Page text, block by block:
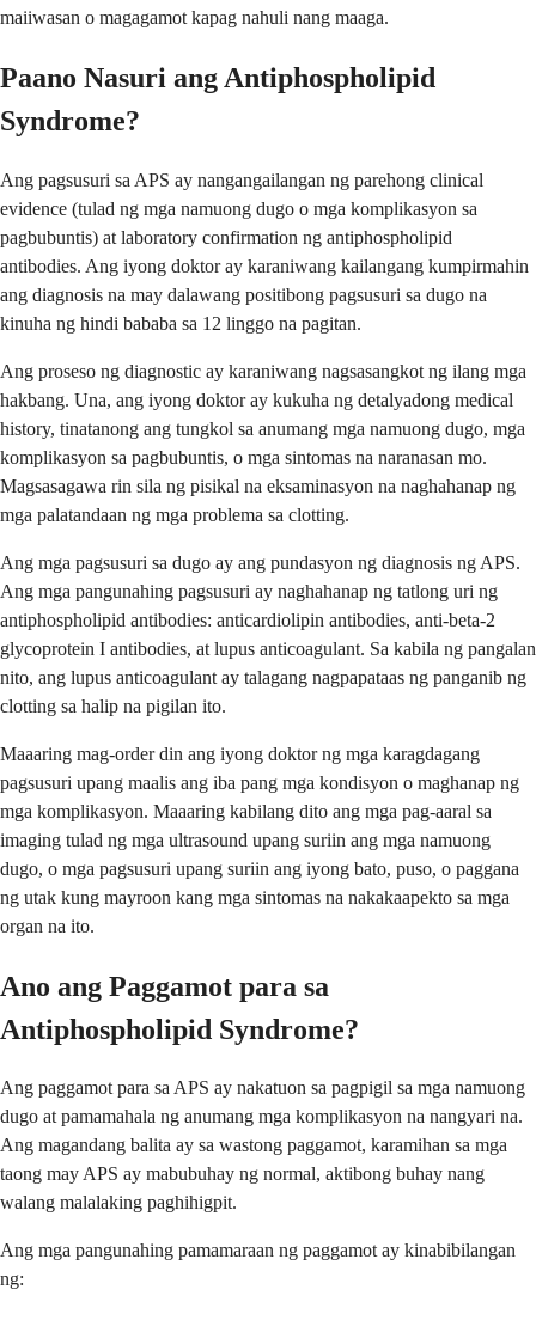
maiiwasan o magagamot kapag nahuli nang maaga.
Paano Nasuri ang Antiphospholipid
Syndrome?
Ang pagsusuri sa APS ay nangangailangan ng parehong clinical
evidence (tulad ng mga namuong dugo o mga komplikasyon sa
pagbubuntis) at laboratory confirmation ng antiphospholipid
antibodies. Ang iyong doktor ay karaniwang kailangang kumpirmahin
ang diagnosis na may dalawang positibong pagsusuri sa dugo na
kinuha ng hindi bababa sa 12 linggo na pagitan.
Ang proseso ng diagnostic ay karaniwang nagsasangkot ng ilang mga
hakbang. Una, ang iyong doktor ay kukuha ng detalyadong medical
history, tinatanong ang tungkol sa anumang mga namuong dugo, mga
komplikasyon sa pagbubuntis, o mga sintomas na naranasan mo.
Magsasagawa rin sila ng pisikal na eksaminasyon na naghahanap ng
mga palatandaan ng mga problema sa clotting.
Ang mga pagsusuri sa dugo ay ang pundasyon ng diagnosis ng APS.
Ang mga pangunahing pagsusuri ay naghahanap ng tatlong uri ng
antiphospholipid antibodies: anticardiolipin antibodies, anti-beta-2
glycoprotein I antibodies, at lupus anticoagulant. Sa kabila ng pangalan
nito, ang lupus anticoagulant ay talagang nagpapataas ng panganib ng
clotting sa halip na pigilan ito.
Maaaring mag-order din ang iyong doktor ng mga karagdagang
pagsusuri upang maalis ang iba pang mga kondisyon o maghanap ng
mga komplikasyon. Maaaring kabilang dito ang mga pag-aaral sa
imaging tulad ng mga ultrasound upang suriin ang mga namuong
dugo, o mga pagsusuri upang suriin ang iyong bato, puso, o paggana
ng utak kung mayroon kang mga sintomas na nakakaapekto sa mga
organ na ito.
Ano ang Paggamot para sa
Antiphospholipid Syndrome?
Ang paggamot para sa APS ay nakatuon sa pagpigil sa mga namuong
dugo at pamamahala ng anumang mga komplikasyon na nangyari na.
Ang magandang balita ay sa wastong paggamot, karamihan sa mga
taong may APS ay mabubuhay ng normal, aktibong buhay nang
walang malalaking paghihigpit.
Ang mga pangunahing pamamaraan ng paggamot ay kinabibilangan
ng: